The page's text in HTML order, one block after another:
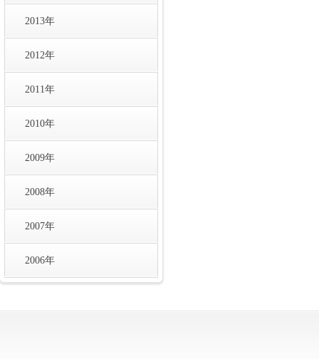
2013年
2012年
2011年
2010年
2009年
2008年
2007年
2006年